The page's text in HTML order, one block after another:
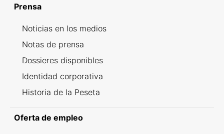
Prensa
Noticias en los medios
Notas de prensa
Dossieres disponibles
Identidad corporativa
Historia de la Peseta
Oferta de empleo